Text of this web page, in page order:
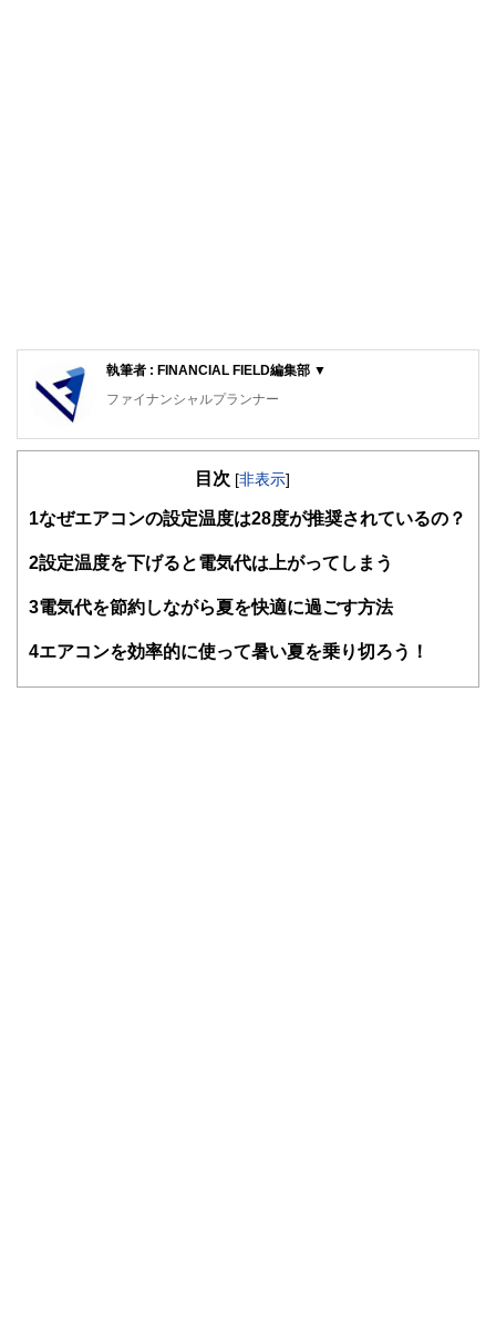
執筆者 : FINANCIAL FIELD編集部 ▼
ファイナンシャルプランナー
FinancialField編集部は、金融、経済に関する記事を、日々
知識がない方でも理解できるようわかりやすく発信していま
得者を中心に「お金や暮らし」に関する書籍・雑誌の編集経
験者で構成され、企画立案から記事掲載まですべての工程に
関わることで、読者目線のコンテンツを追求しています。
護士、税理士、宅地建物取引士、相続診断士、住宅ローンア
目次 [非表示]
1 なぜエアコンの設定温度は28度が推奨されているの？
2設定温度を下げると電気代は上がってしまう
3電気代を節約しながら夏を快適に過ごす方法
4エアコンを効率的に使って暑い夏を乗り切ろう！